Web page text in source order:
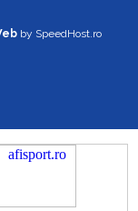
by SpeedHost.ro